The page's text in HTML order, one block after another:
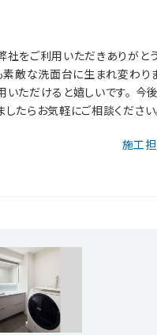
社をご利用いただきありがと
素敵な洗面台に生まれ変わり
いただけると嬉しいです。 今
したらお気軽にご相談ください
施工